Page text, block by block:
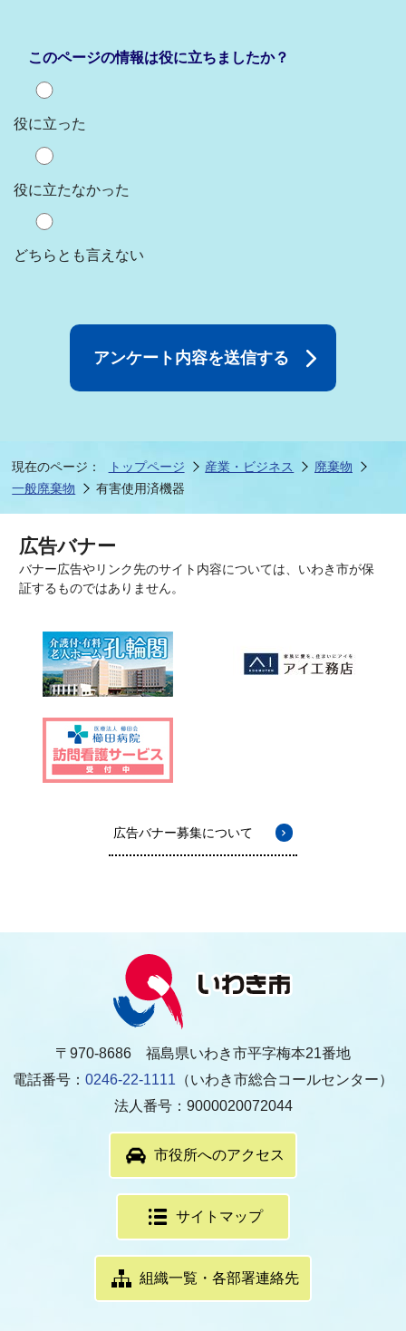
このページの情報は役に立ちましたか？
役に立った
役に立たなかった
どちらとも言えない
現在のページ： トップページ 産業・ビジネス
廃棄物
一般廃棄物
有害使用済機器
広告バナー
バナー広告やリンク先のサイト内容については、いわき市が保
証するものではありません。
広告バナー募集について
〒970-8686 福島県いわき市平字梅本21番地
電話番号： 0246-22-1111 （いわき市総合コールセンター）
法人番号：9000020072044
市役所へのアクセス
サイトマップ
組織一覧・各部署連絡先